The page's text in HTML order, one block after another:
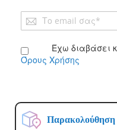
Παρακολούθηση
Εγγραφή
στο
Δελτίο: Έχω διαβάσει
Όρους Χρήσης